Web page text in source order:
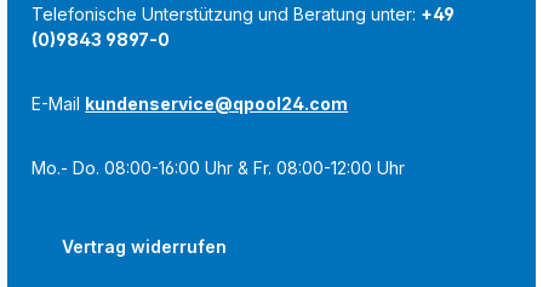
Telefonische Unterstützung und Beratung unter: +49
(0)9843 9897-0
E-Mail kundenservice@qpool24.com
Mo.- Do. 08:00-16:00 Uhr & Fr. 08:00-12:00 Uhr
Vertrag widerrufen